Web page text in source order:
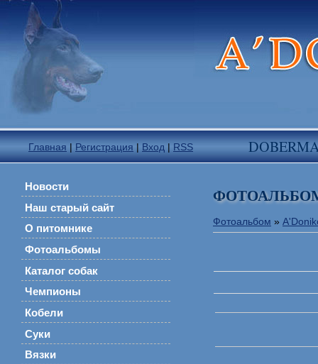
Главная | Регистрация | Вход | RSS
Новости
Наш старый сайт
О питомнике
Фотоальбомы
Каталог собак
Чемпионы
Кобели
Суки
Вязки
Фотоальбом »